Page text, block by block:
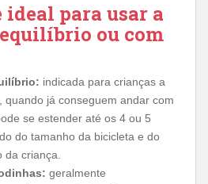
ideal para usar a
ou com
indicada para crianças a
, quando já conseguem andar com
se estender até os 4 ou 5
do tamanho da bicicleta e do
da criança.
geralmente